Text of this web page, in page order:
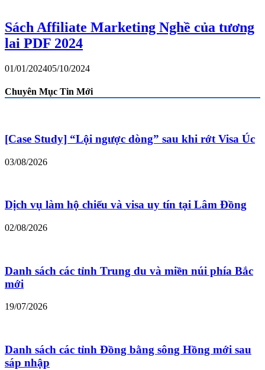
Sách Affiliate Marketing Nghề của tương
lai PDF 2024
01/01/202405/10/2024
Chuyên Mục Tin Mới
[Case Study] “Lội ngược dòng” sau khi rớt Visa Úc
03/08/2026
Dịch vụ làm hộ chiếu và visa uy tín tại Lâm Đồng
02/08/2026
Danh sách các tỉnh Trung du và miền núi phía Bắc
mới
19/07/2026
Danh sách các tỉnh Đồng bằng sông Hồng mới sau
sáp nhập